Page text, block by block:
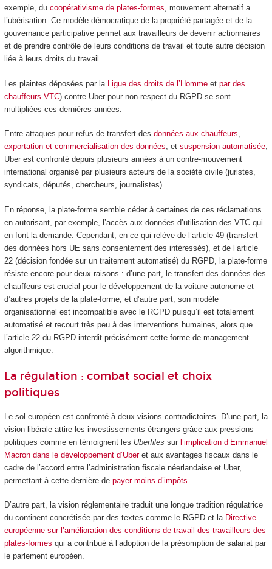
exemple, du coopérativisme de plates-formes, mouvement alternatif a
l’ubérisation. Ce modèle démocratique de la propriété partagée et de la
gouvernance participative permet aux travailleurs de devenir actionnaires
et de prendre contrôle de leurs conditions de travail et toute autre décision
liée à leurs droits du travail.
Les plaintes déposées par la Ligue des droits de l’Hommeet par des
chauffeurs VTC) contre Uber pour non-respect du RGPD se sont
multipliées ces dernières années.
Entre attaques pour refus de transfert des données aux chauffeurs,
exportation et commercialisation des données, et suspension automatisée,
Uber est confronté depuis plusieurs années à un contre-mouvement
international organisé par plusieurs acteurs de la société civile (juristes,
syndicats, députés, chercheurs, journalistes).
En réponse, la plate-forme semble céder à certaines de ces réclamations
en autorisant, par exemple, l’accès aux données d’utilisation des VTC qui
en font la demande. Cependant, en ce qui relève de l’article 49 (transfert
des données hors UE sans consentement des intéressés), et de l’article
22 (décision fondée sur un traitement automatisé) du RGPD, la plate-forme
résiste encore pour deux raisons : d’une part, le transfert des données des
chauffeurs est crucial pour le développement de la voiture autonome et
d’autres projets de la plate-forme, et d’autre part, son modèle
organisationnel est incompatible avec le RGPD puisqu’il est totalement
automatisé et recourt très peu à des interventions humaines, alors que
l’article 22 du RGPD interdit précisément cette forme de management
algorithmique.
La régulation : combat social et choix
politiques
Le sol européen est confronté à deux visions contradictoires. D’une part, la
vision libérale attire les investissements étrangers grâce aux pressions
politiques comme en témoignent les Uberfiles sur l’implication d’Emmanuel
Macron dans le développement d’Uberet aux avantages fiscaux dans le
cadre de l’accord entre l’administration fiscale néerlandaise et Uber,
permettant à cette dernière de payer moins d’impôts
D’autre part, la vision réglementaire traduit une longue tradition régulatrice
du continent concrétisée par des textes comme le RGPD et la Directive
européenne sur l’amélioration des conditions de travail des travailleurs des
plates-formes qui a contribué à l’adoption de la présomption de salariat par
le parlement européen.